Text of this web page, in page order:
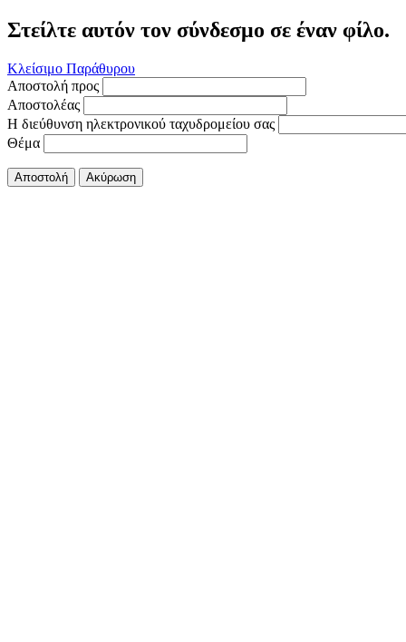
Στείλτε αυτόν τον σύνδεσμο σε έναν φίλο.
Κλείσιμο Παράθυρου
Αποστολή προς
Αποστολέας
Η διεύθυνση ηλεκτρονικού ταχυδρομείου σας
Θέμα
Αποστολή Ακύρωση